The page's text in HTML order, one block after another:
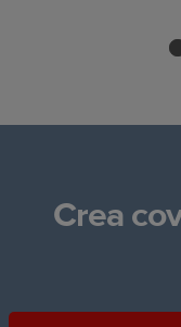
Crea